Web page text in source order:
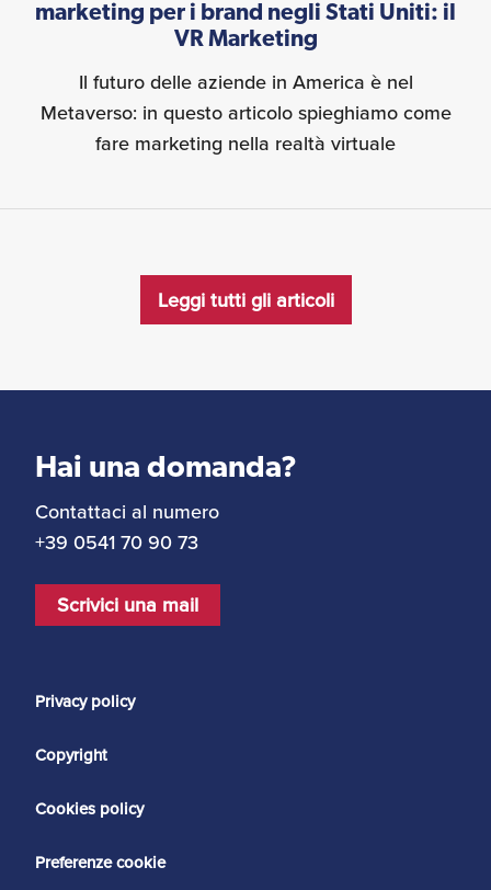
marketing per i brand negli Stati Uniti: il
VR Marketing
Il futuro delle aziende in America è nel
Metaverso: in questo articolo spieghiamo come
fare marketing nella realtà virtuale
Leggi tutti gli articoli
Hai una domanda?
Contattaci al numero
+39 0541 70 90 73
Scrivici una mail
Privacy policy
Copyright
Cookies policy
Preferenze cookie